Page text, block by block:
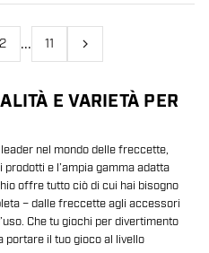
2 ... 11 Prossimo
E VARIETÀ PER
nel mondo delle freccette,
e l’ampia gamma adatta
offre tutto ciò di cui hai bisogno
– dalle freccette agli accessori
Che tu giochi per divertimento
portare il tuo gioco al livello